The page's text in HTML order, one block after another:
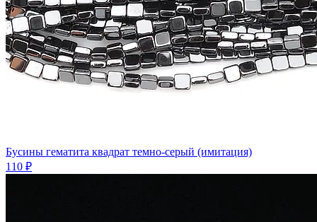
Бусины гематита квадрат темно-серый (имитация)
110 ₽